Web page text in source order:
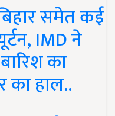
समेत कई
IMD ने
का
का हाल..